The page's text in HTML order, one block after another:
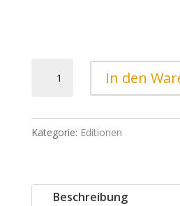
Schulzek
No
In den
Kategorie: Editionen
Beschreibung